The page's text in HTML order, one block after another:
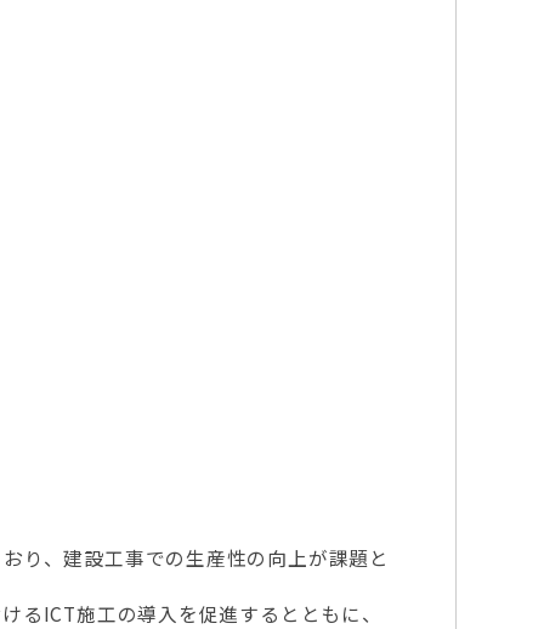
り、建設工事での生産性の向上が課題と
ICT施工の導入を促進するとともに、